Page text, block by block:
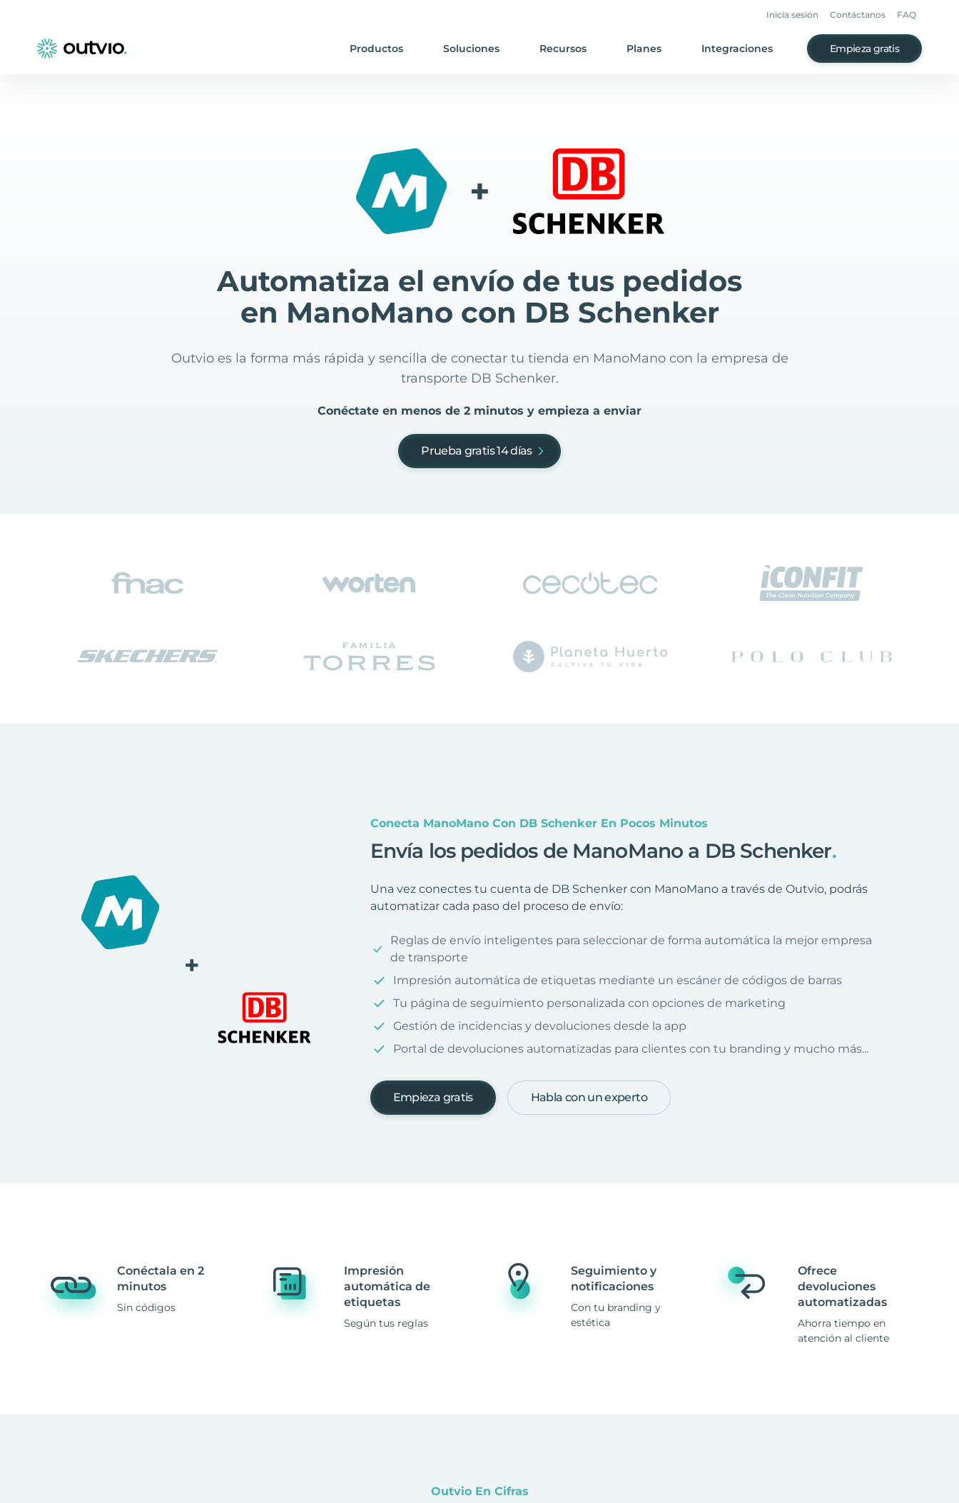
Inicia sesión Contáctanos FAQ
Productos Soluciones Recursos Planes Integraciones Empieza gratis
+
Automatiza el envío de tus pedidos
en ManoMano con DB Schenker
Outvio es la forma más rápida y sencilla de conectar tu tienda en ManoMano con la empresa de
transporte DB Schenker.
Conéctate en menos de 2 minutos y empieza a enviar
Prueba gratis 14 días
+
Conecta ManoMano Con DB Schenker En Pocos Minutos
Envía los pedidos de ManoMano a DB Schenker.
Una vez conectes tu cuenta de DB Schenker con ManoMano a través de Outvio, podrás
automatizar cada paso del proceso de envío:
Reglas de envío inteligentes para seleccionar de forma automática la mejor empresa
de transporte
Impresión automática de etiquetas mediante un escáner de códigos de barras
Tu página de seguimiento personalizada con opciones de marketing
Gestión de incidencias y devoluciones desde la app
Portal de devoluciones automatizadas para clientes con tu branding y mucho más...
Empieza gratis Habla con un experto
Conéctala en 2
minutos
Sin códigos
Impresión
automática de
etiquetas
Según tus reglas
Seguimiento y
notificaciones
Con tu branding y
estética
Ofrece
devoluciones
automatizadas
Ahorra tiempo en
atención al cliente
Outvio En Cifras